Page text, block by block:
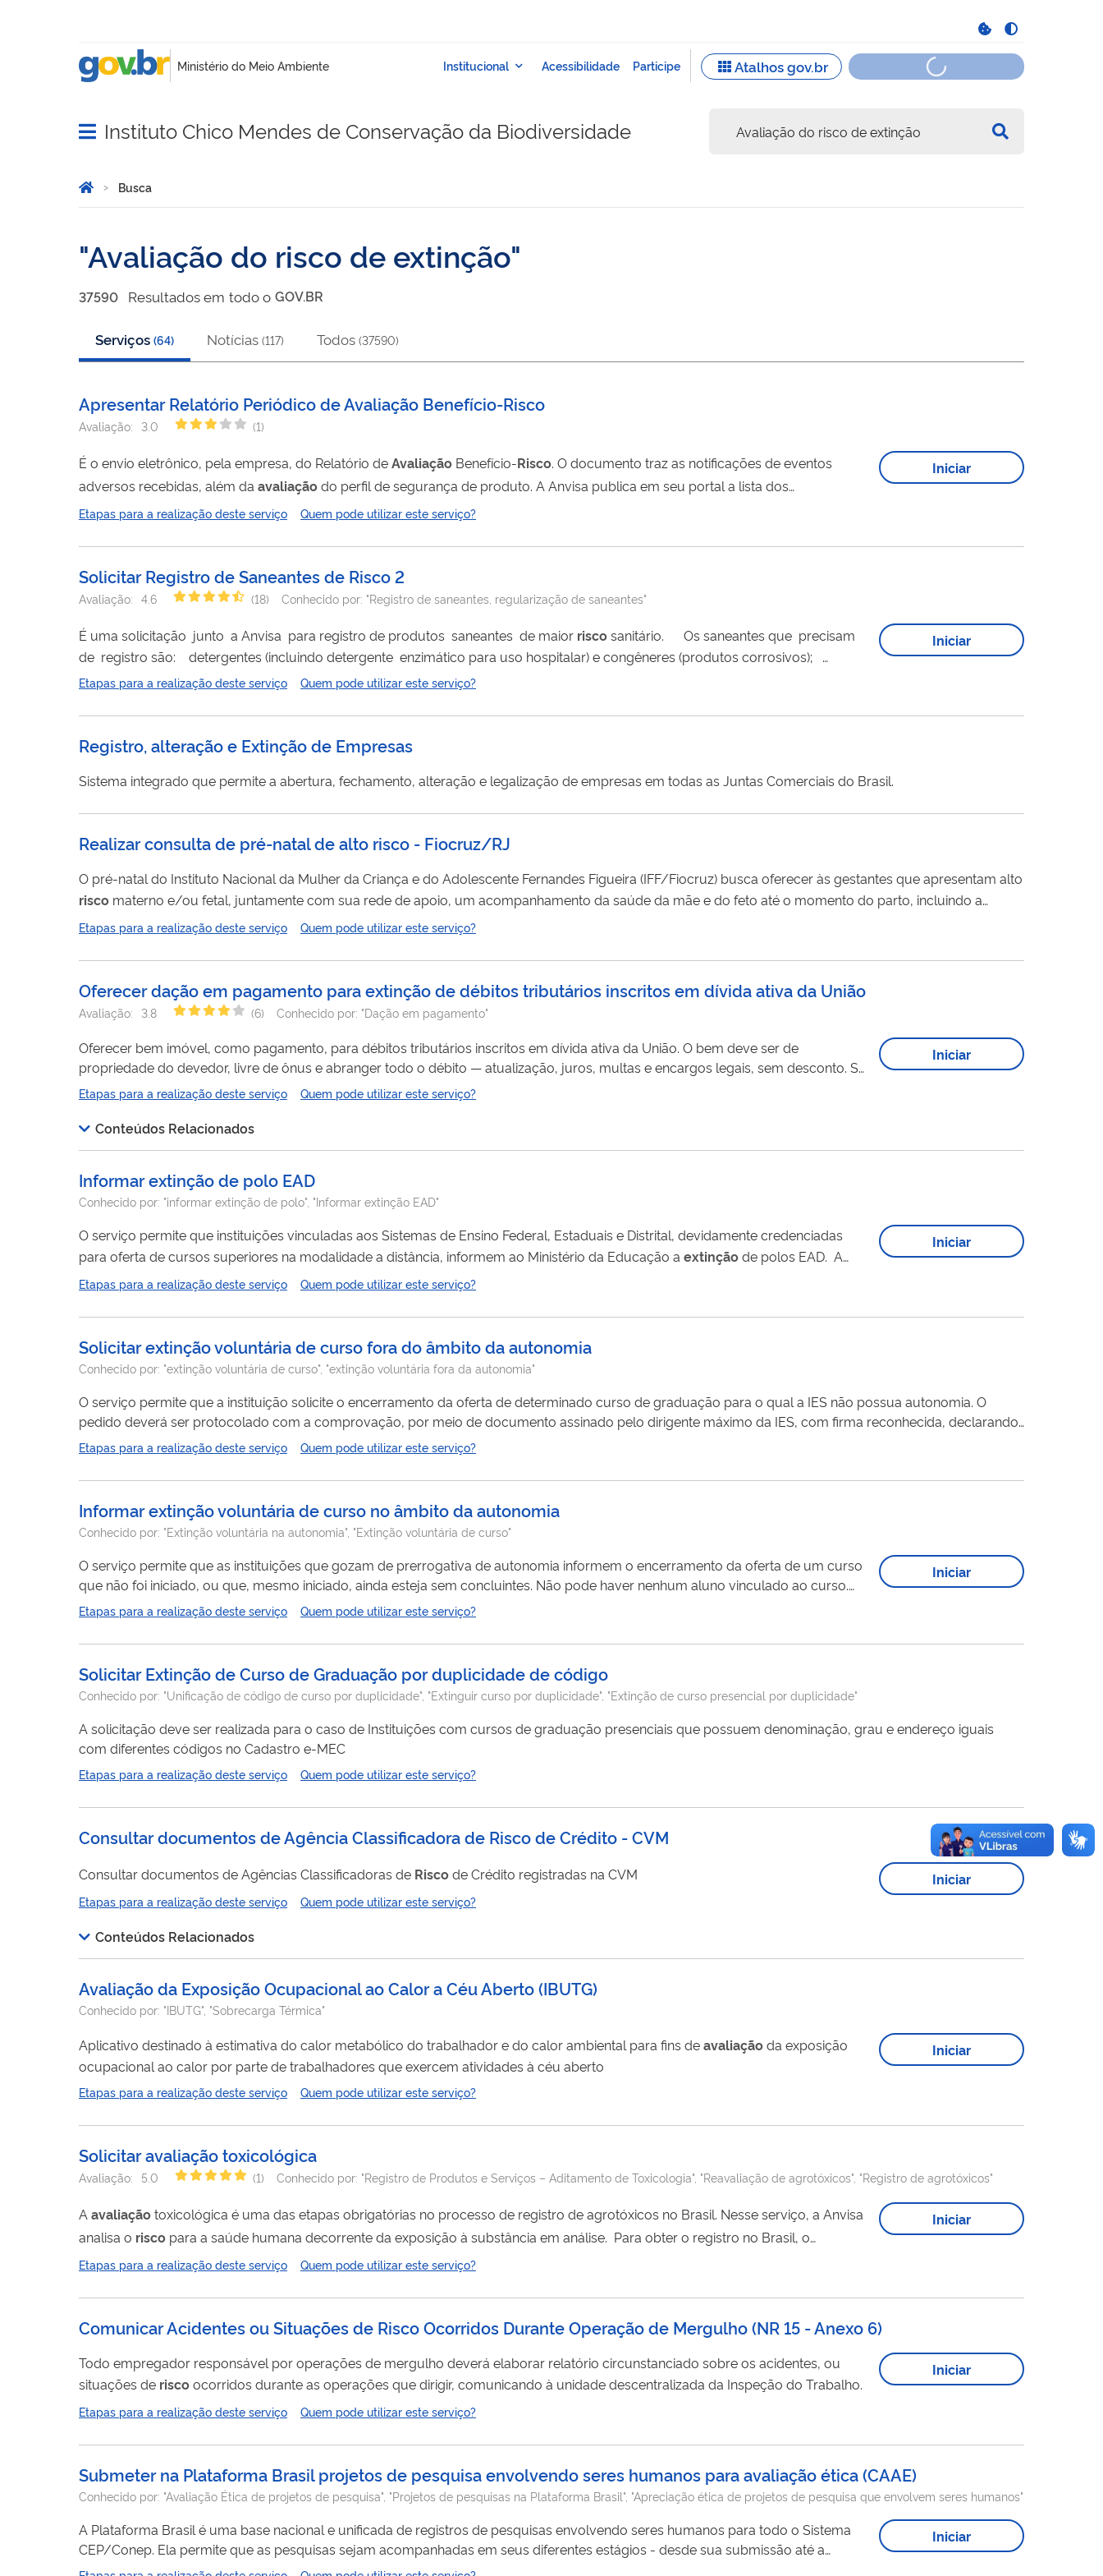
Abrir menu principal de navegação
Instituto Chico Mendes de Conservação da Biodiversidade
Você está aqui:
Página Inicial
Busca
Avaliação do risco de extinção
37590 Resultadosem todo o GOV.BR
Serviços (64) Notícias (117) Todos (37590)
Apresentar Relatório Periódico de Avaliação Benefício-Risco
Avaliação: 3.0 (1)
É o envio eletrônico, pela empresa, do Relatório deAvaliação Benefício-Risco. O documento traz as notificações de eventos
adversos recebidas, além da avaliaçãodo perfil de segurança de produto. A Anvisa publica em seu portal a lista dos
medicamentos e a data que o relatório deve ser apresentado. A complementação: O código de assunto a ser utilizado é o 11818 -
Etapas para a realização deste serviço Quem pode utilizar este serviço?
Iniciar
Solicitar Registro de Saneantes de Risco 2
Avaliação: 4.6 (18) Conhecido por: "Registro de saneantes, regularização de saneantes"
É uma solicitação junto a Anvisa para registro de produtos saneantes de maior riscosanitário. Os saneantes que precisam
de registro são: detergentes (incluindo detergente enzimático para uso hospitalar) e congêneres (produtos corrosivos);
desinfetantes (destinados ao uso geral, à indústria de alimentos e afins, para aplicação em roupas e tecidos, para tratamento de
piscinas e água para consumo, a lactários, a ambientes...
Etapas para a realização deste serviço Quem pode utilizar este serviço?
Iniciar
Registro, alteração e Extinção de Empresas
Sistema integrado que permite a abertura, fechamento, alteração e legalização de empresas em todas as Juntas Comerciais do Brasil.
Realizar consulta de pré-natal de alto risco - Fiocruz/RJ
O pré-natal do Instituto Nacional da Mulher da Criança e do Adolescente Fernandes Figueira (IFF/Fiocruz) busca oferecer às gestantes que apresentam alto
risco materno e/ou fetal, juntamente com sua rede de apoio, um acompanhamento da saúde da mãe e do feto até o momento do parto, incluindo a
consulta pós-parto. O Instituto oferece atenção humanizada e qualificada através de consultas individuais realizadas por equipe interdisciplinar de saúde e
grupos educativos/curso de gestante voltados para...
Etapas para a realização deste serviço Quem pode utilizar este serviço?
Oferecer dação em pagamento para extinção de débitos tributários inscritos em dívida ativa da União
Avaliação: 3.8 (6) Conhecido por: "Dação em pagamento"
Oferecer bem imóvel, como pagamento, para débitos tributários inscritos em dívida ativa da União. O bem deve ser de
propriedade do devedor, livre de ônus e abranger todo o débito — atualização, juros, multas e encargos legais, sem desconto. Se
a dívida for maior que o valor do bem imóvel ofertado, poderá complementar a diferença em dinheiro. Se o bem ofertado for
avaliado em valor superior à dívida consolidada, deverá renunciar ao ressarcimento da diferença por meio de escritura pública. ...
Etapas para a realização deste serviço Quem pode utilizar este serviço?
Iniciar
Conteúdos Relacionados
Informar extinção de polo EAD
Conhecido por: "informar extinção de polo", "Informar extinção EAD"
O serviço permite que instituições vinculadas aos Sistemas de Ensino Federal, Estaduais e Distrital, devidamente credenciadas
para oferta de cursos superiores na modalidade a distância, informem ao Ministério da Educação a extinção
de polos EAD. A
extinçãoacarretará a desvinculação do polo aos cursos, e deverá constar de ato de
Etapas para a realização deste serviço Quem pode utilizar este serviço?
Iniciar
Solicitar extinção voluntária de curso fora do âmbito da autonomia
Conhecido por: "extinção voluntária de curso", "extinção voluntária fora da autonomia"
O serviço permite que a instituição solicite o encerramento da oferta de determinado curso de graduação para o qual a IES não possua autonomia. O
pedido deverá ser protocolado com a comprovação, por meio de documento assinado pelo dirigente máximo da IES, com firma reconhecida, declarando
a ausência de oferta ou a interrupção da oferta efetiva de aulas, nos termos do Decreto nº 9.235/2017.
Etapas para a realização deste serviço Quem pode utilizar este serviço?
Informar extinção voluntária de curso no âmbito da autonomia
Conhecido por: "Extinção voluntária na autonomia", "Extinção voluntária de curso"
O serviço permite que as instituições que gozam de prerrogativa de autonomia informem o encerramento da oferta de um curso
que não foi iniciado, ou que, mesmo iniciado, ainda esteja sem concluintes. Não pode haver nenhum aluno vinculado ao curso.
Para solicitar o serviço, deve ser utilizado o fluxo processual de “Extinção
Etapas para a realização deste serviço Quem pode utilizar este serviço?
Iniciar
Solicitar Extinção de Curso de Graduação por duplicidade de código
Conhecido por: "Unificação de código de curso por duplicidade", "Extinguir curso por duplicidade", "Extinção de curso presencial por duplicidade"
A solicitação deve ser realizada para o caso de Instituições com cursos de graduação presenciais que possuem denominação, grau e endereço iguais
com diferentes códigos no Cadastro e-MEC
Etapas para a realização deste serviço Quem pode utilizar este serviço?
Consultar documentos de Agência Classificadora de Risco de Crédito - CVM
Consultar documentos de Agências Classificadoras de Riscode Crédito registradas na CVM
Etapas para a realização deste serviço Quem pode utilizar este serviço?
Iniciar
Conteúdos Relacionados
Avaliação da Exposição Ocupacional ao Calor a Céu Aberto(IBUTG)
Conhecido por: "IBUTG", "Sobrecarga Térmica"
Aplicativo destinado à estimativa do calor metabólico do trabalhador e do calor ambiental para fins deavaliaçãoda exposição
ocupacional ao calor por parte de trabalhadores que exercem atividades à céu aberto
Etapas para a realização deste serviço Quem pode utilizar este serviço?
Iniciar
Solicitar avaliação toxicológica
Avaliação: 5.0 (1) Conhecido por: "Registro de Produtos e Serviços – Aditamento de Toxicologia", "Reavaliação de agrotóxicos", "Registro de agrotóxicos"
A avaliaçãotoxicológica é uma das etapas obrigatórias no processo de registro de agrotóxicos no Brasil. Nesse serviço, a Anvisa
analisa o risco para a saúde humana decorrente da exposição à substância em análise. Para obter o registro no Brasil, o
agrotóxico deve passar pelaavaliaçãode três órgãos do governo federal: Ministério da Agricultura, Pecuária e Abastecimento
Etapas para a realização deste serviço Quem pode utilizar este serviço?
Iniciar
Comunicar Acidentes ou Situações de Risco Ocorridos Durante Operação de Mergulho (NR 15 - Anexo 6)
Todo empregador responsável por operações de mergulho deverá elaborar relatório circunstanciado sobre os acidentes, ou
situações de riscoocorridos durante as operações que dirigir, comunicando à unidade descentralizada da Inspeção do Trabalho.
Etapas para a realização deste serviço Quem pode utilizar este serviço?
Iniciar
Submeter na Plataforma Brasil projetos de pesquisa envolvendo seres humanos para avaliação ética(CAAE)
Conhecido por: "Avaliação Ética de projetos de pesquisa", "Projetos de pesquisas na Plataforma Brasil", "Apreciação ética de projetos de pesquisa que envolvem seres humanos"
A Plataforma Brasil é uma base nacional e unificada de registros de pesquisas envolvendo seres humanos para todo o Sistema
CEP/Conep. Ela permite que as pesquisas sejam acompanhadas em seus diferentes estágios - desde sua submissão até a
aprovação final pelo Comitê de Ética em Pesquisa (CEP) e/ou pela Conep, quando necessário – possibilitando, inclusive, o
Iniciar